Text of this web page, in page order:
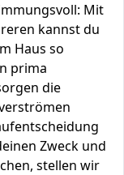
Mit
kannst du
Haus so
prima
die
Zweck und
stellen wir